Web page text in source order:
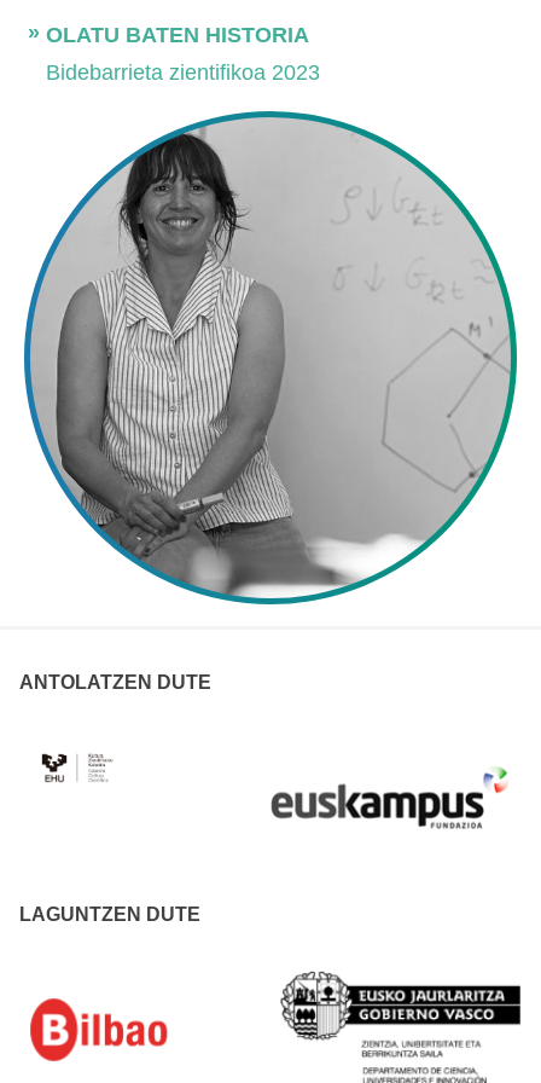
OLATU BATEN HISTORIA
Bidebarrieta zientifikoa 2023
ANTOLATZEN DUTE
LAGUNTZEN DUTE